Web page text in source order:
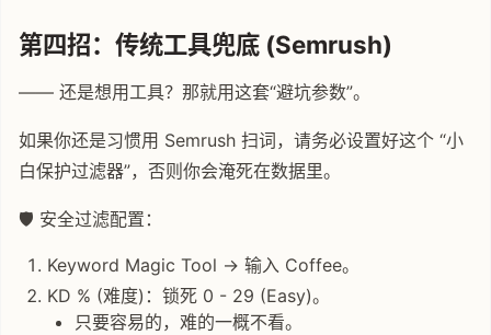
第四招：传统工具兜底 (Semrush)
—— 还是想用工具？那就用这套“避坑参数”。
如果你还是习惯用 Semrush 扫词，请务必设置好这个 “小
白保护过滤器”，否则你会淹死在数据里。
🛡️ 安全过滤配置：
Keyword Magic Tool -> 输入 Coffee。
KD % (难度)：锁死 0 - 29 (Easy)。
只要容易的，难的一概不看。